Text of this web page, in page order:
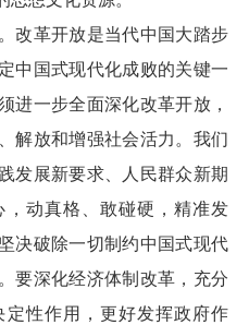
革开放是当代中国大踏步
中国式现代化成败的关键一
进一步全面深化改革开放，
解放和增强社会活力。我们
发展新要求、人民群众新期
动真格、敢碰硬，精准发
决破除一切制约中国式现代
要深化经济体制改革，充分
性作用，更好发挥政府作